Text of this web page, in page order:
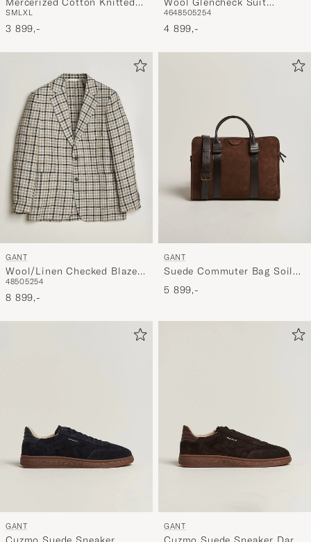
Cable V-Neck Persian Blue
SMLXL
3 899,-
Trousers Ceramic Grey
4648505254
4 899,-
GANT
Wool/Linen Checked Blazer
Cream
48505254
8 899,-
GANT
Suede Commuter Bag Soil
Brown
5 899,-
GANT GANT